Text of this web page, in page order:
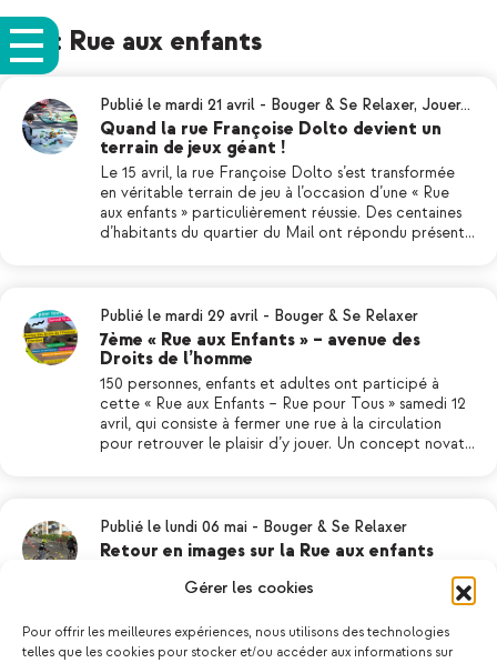
Gérer les cookies
Pour offrir les meilleures expériences, nous utilisons des technologies
telles que les cookies pour stocker et/ou accéder aux informations sur
Tag: Rue aux enfants
Publié le mardi 21 avril - Bouger & Se Relaxer, Jouer…
Quand la rue Françoise Dolto devient un
terrain de jeux géant !
Le 15 avril, la rue Françoise Dolto s’est transformée
en véritable terrain de jeu à l’occasion d’une « Rue
aux enfants » particulièrement réussie. Des centaines
d’habitants du quartier du Mail ont répondu présent…
Publié le mardi 29 avril - Bouger & Se Relaxer
7ème « Rue aux Enfants » – avenue des
Droits de l’homme
150 personnes, enfants et adultes ont participé à
cette « Rue aux Enfants – Rue pour Tous » samedi 12
avril, qui consiste à fermer une rue à la circulation
pour retrouver le plaisir d’y jouer. Un concept novat…
Publié le lundi 06 mai - Bouger & Se Relaxer
Retour en images sur la Rue aux enfants
La rue aux enfants : Une journée ludique une nouvelle
fois réussie ! Le mercredi 24 avril, les Maisons Pop
soutenu par la ville de Chenôve, sur la rue Raymond…